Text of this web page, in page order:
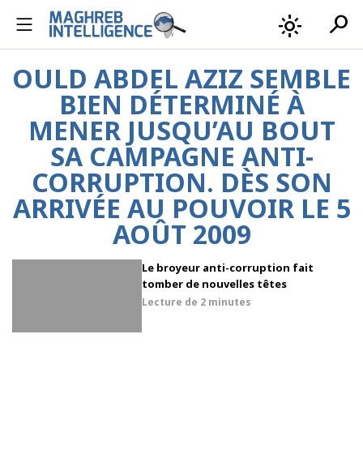
light_mode search
OULD ABDEL AZIZ SEMBLE
BIEN DÉTERMINÉ À
MENER JUSQU’AU BOUT
SA CAMPAGNE ANTI-
CORRUPTION. DÈS SON
ARRIVÉE AU POUVOIR LE 5
AOÛT 2009
Le broyeur anti-corruption fait
tomber de nouvelles têtes
Lecture de 2 minutes